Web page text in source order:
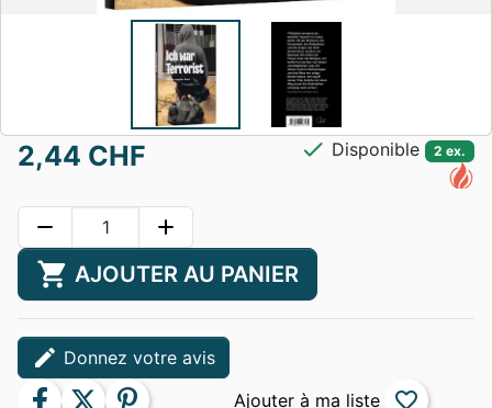
2,44 CHF check Disponible 2 ex.
remove add
shopping_cart AJOUTER AU PANIER
edit Donnez votre avis
facebook twitter pinterest favorite_border